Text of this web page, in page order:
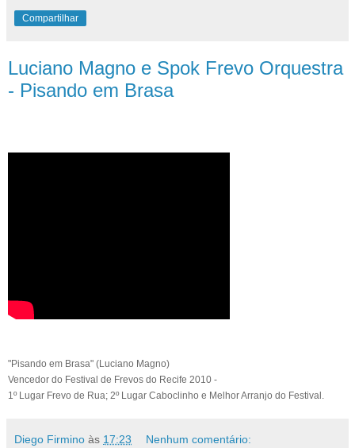
Compartilhar
Luciano Magno e Spok Frevo Orquestra
- Pisando em Brasa
"Pisando em Brasa" (Luciano Magno)
Vencedor do Festival de Frevos do Recife 2010 -
1º Lugar Frevo de Rua; 2º Lugar Caboclinho e Melhor Arranjo do Festival.
Diego Firmino às 17:23 Nenhum comentário: